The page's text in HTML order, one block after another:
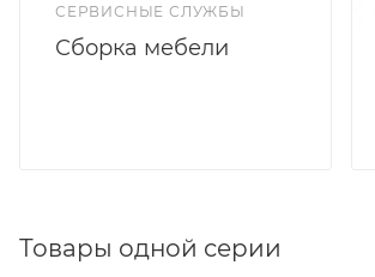
СЕРВИСНЫЕ СЛУЖБЫ
Сборка мебели
Товары одной серии